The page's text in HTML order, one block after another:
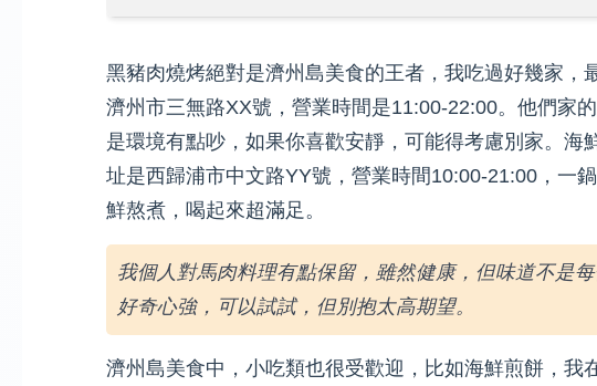
黑豬肉燒烤絕對是濟州島美食的王者，我吃過好幾家，
濟州市三無路XX號，營業時間是11:00-22:00。他們家
是環境有點吵，如果你喜歡安靜，可能得考慮別家。
址是西歸浦市中文路YY號，營業時間10:00-21:00，一
鮮熬煮，喝起來超滿足。
我個人對馬肉料理有點保留，雖然健康，但味道不是
好奇心強，可以試試，但別抱太高期望。
濟州島美食中，小吃類也很受歡迎，比如海鮮煎餅，我